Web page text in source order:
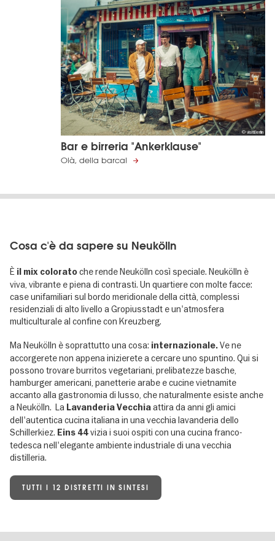
© visitBerlin
Bar e birreria "Ankerklause"
Olà, della barca!
Cosa c'è da sapere su Neukölln
È il mix coloratoche rende Neukölln così speciale. Neukölln è
viva, vibrante e piena di contrasti. Un quartiere con molte facce:
case unifamiliari sul bordo meridionale della città, complessi
residenziali di alto livello a Gropiusstadt e un'atmosfera
multiculturale al confine con Kreuzberg.
Ma Neukölln è soprattutto una cosa: internazionale.Ve ne
accorgerete non appena inizierete a cercare uno spuntino. Qui si
possono trovare burritos vegetariani, prelibatezze basche,
hamburger americani, panetterie arabe e cucine vietnamite
accanto alla gastronomia di lusso, che naturalmente esiste anche
a Neukölln. La Lavanderia Vecchiaattira da anni gli amici
dell'autentica cucina italiana in una vecchia lavanderia dello
Schillerkiez. Eins 44vizia i suoi ospiti con una cucina franco-
tedesca nell'elegante ambiente industriale di una vecchia
distilleria.
TUTTI I 12 DISTRETTI IN SINTESI